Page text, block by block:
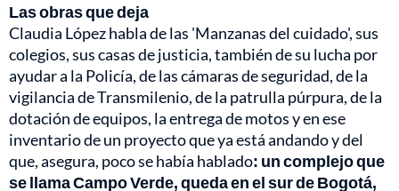
Las obras que deja
Claudia López habla de las 'Manzanas del cuidado', sus
colegios, sus casas de justicia, también de su lucha por
ayudar a la Policía, de las cámaras de seguridad, de la
vigilancia de Transmilenio, de la patrulla púrpura, de la
dotación de equipos, la entrega de motos y en ese
inventario de un proyecto que ya está andando y del
que, asegura, poco se había hablado: un complejo que
se llama Campo Verde, queda en el sur de Bogotá,